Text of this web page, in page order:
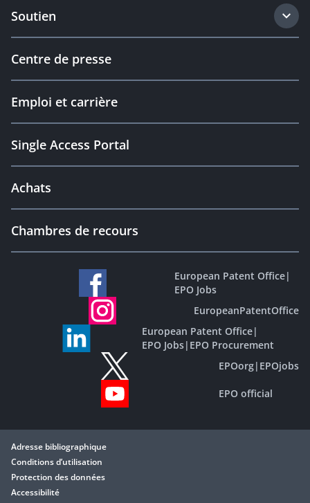
Soutien
Centre de presse
Emploi et carrière
Single Access Portal
Achats
Chambres de recours
European Patent Office|
EPO Jobs
EuropeanPatentOffice
European Patent Office|
EPO Jobs| EPO Procurement
EPOorg| EPOjobs
EPO official
Adresse bibliographique
Conditions d’utilisation
Protection des données
Accessibilité